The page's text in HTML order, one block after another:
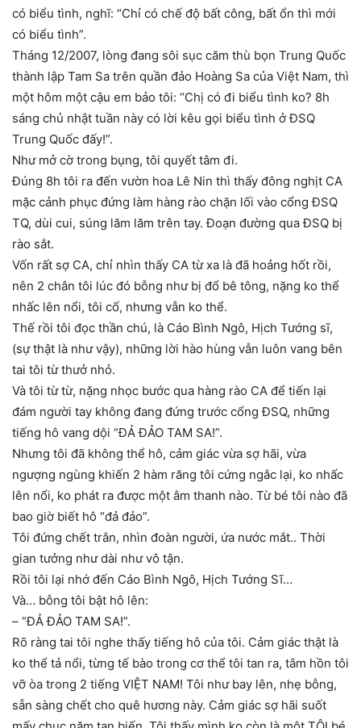
có biểu tình, nghĩ: “Chỉ có chế độ bất công, bất ổn thì mới
có biểu tình”.
Tháng 12/2007, lòng đang sôi sục căm thù bọn Trung Quốc
thành lập Tam Sa trên quần đảo Hoàng Sa của Việt Nam, thì
một hôm một cậu em bảo tôi: “Chị có đi biểu tình ko? 8h
sáng chủ nhật tuần này có lời kêu gọi biểu tình ở ĐSQ
Trung Quốc đấy!”.
Như mở cờ trong bụng, tôi quyết tâm đi.
Đúng 8h tôi ra đến vườn hoa Lê Nin thì thấy đông nghịt CA
mặc cảnh phục đứng làm hàng rào chặn lối vào cổng ĐSQ
TQ, dùi cui, súng lăm lăm trên tay. Đoạn đường qua ĐSQ bị
rào sắt.
Vốn rất sợ CA, chỉ nhìn thấy CA từ xa là đã hoảng hốt rồi,
nên 2 chân tôi lúc đó bỗng như bị đổ bê tông, nặng ko thể
nhấc lên nổi, tôi cố, nhưng vẫn ko thể.
Thế rồi tôi đọc thần chú, là Cáo Bình Ngô, Hịch Tướng sĩ,
(sự thật là như vậy), những lời hào hùng vẫn luôn vang bên
tai tôi từ thưở nhỏ.
Và tôi từ từ, nặng nhọc bước qua hàng rào CA để tiến lại
đám người tay không đang đứng trước cổng ĐSQ, những
tiếng hô vang dội “ĐẢ ĐẢO TAM SA!”.
Nhưng tôi đã không thể hô, cảm giác vừa sợ hãi, vừa
ngượng ngùng khiến 2 hàm răng tôi cứng ngắc lại, ko nhấc
lên nổi, ko phát ra được một âm thanh nào. Từ bé tôi nào đã
bao giờ biết hô “đả đảo”.
Tôi đứng chết trân, nhìn đoàn người, ứa nước mắt.. Thời
gian tưởng như dài như vô tận.
Rồi tôi lại nhớ đến Cáo Bình Ngô, Hịch Tướng Sĩ…
Và… bỗng tôi bật hô lên:
– “ĐẢ ĐẢO TAM SA!”.
Rõ ràng tai tôi nghe thấy tiếng hô của tôi. Cảm giác thật là
ko thể tả nổi, từng tế bào trong cơ thể tôi tan ra, tâm hồn tôi
vỡ òa trong 2 tiếng VIỆT NAM! Tôi như bay lên, nhẹ bỗng,
sẵn sàng chết cho quê hương này. Cảm giác sợ hãi suốt